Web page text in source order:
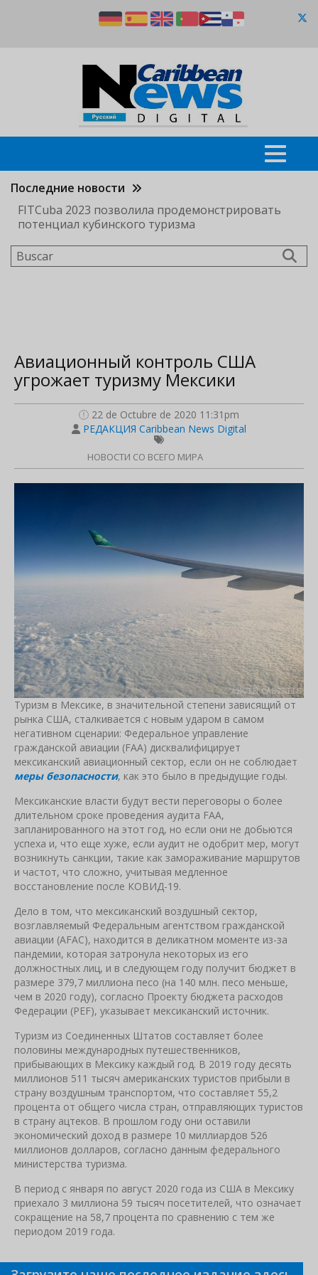
Последние новости
FITCuba 2023 позволила продемонстрировать
потенциал кубинского туризма
Buscar
Авиационный контроль США
угрожает туризму Мексики
22 de Octubre de 2020 11:31pm
РЕДАКЦИЯ Caribbean News Digital
НОВОСТИ СО ВСЕГО МИРА
Туризм в Мексике, в значительной степени зависящий от
рынка США, сталкивается с новым ударом в самом
негативном сценарии: Федеральное управление
гражданской авиации (FAA) дисквалифицирует
мексиканский авиационный сектор, если он не соблюдает
меры безопасности, как это было в предыдущие годы.
Мексиканские власти будут вести переговоры о более
длительном сроке проведения аудита FAA,
запланированного на этот год, но если они не добьются
успеха и, что еще хуже, если аудит не одобрит мер, могут
возникнуть санкции, такие как замораживание маршрутов
и частот, что сложно, учитывая медленное
восстановление после КОВИД-19.
Дело в том, что мексиканский воздушный сектор,
возглавляемый Федеральным агентством гражданской
авиации (AFAC), находится в деликатном моменте из-за
пандемии, которая затронула некоторых из его
должностных лиц, и в следующем году получит бюджет в
размере 379,7 миллиона песо (на 140 млн. песо меньше,
чем в 2020 году), согласно Проекту бюджета расходов
Федерации (PEF), указывает мексиканский источник.
Туризм из Соединенных Штатов составляет более
половины международных путешественников,
прибывающих в Мексику каждый год. В 2019 году десять
миллионов 511 тысяч американских туристов прибыли в
страну воздушным транспортом, что составляет 55,2
процента от общего числа стран, отправляющих туристов
в страну ацтеков. В прошлом году они оставили
экономический доход в размере 10 миллиардов 526
миллионов долларов, согласно данным федерального
министерства туризма.
В период с января по август 2020 года из США в Мексику
приехало 3 миллиона 59 тысяч посетителей, что означает
сокращение на 58,7 процента по сравнению с тем же
периодом 2019 года.